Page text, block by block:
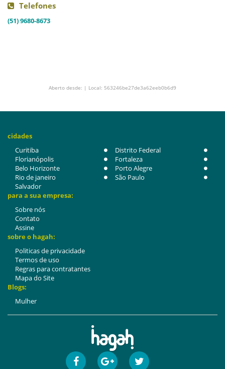
Telefones
(51) 9680-8673
Aberto desde: | Local: 563246be27de3a62eeb0b6d9
cidades
Curitiba
Distrito Federal
Florianópolis
Fortaleza
Belo Horizonte
Porto Alegre
Rio de janeiro
São Paulo
Salvador
para a sua empresa:
Sobre nós
Contato
Assine
sobre o hagah:
Politicas de privacidade
Termos de uso
Regras para contratantes
Mapa do Site
Blogs:
Mulher